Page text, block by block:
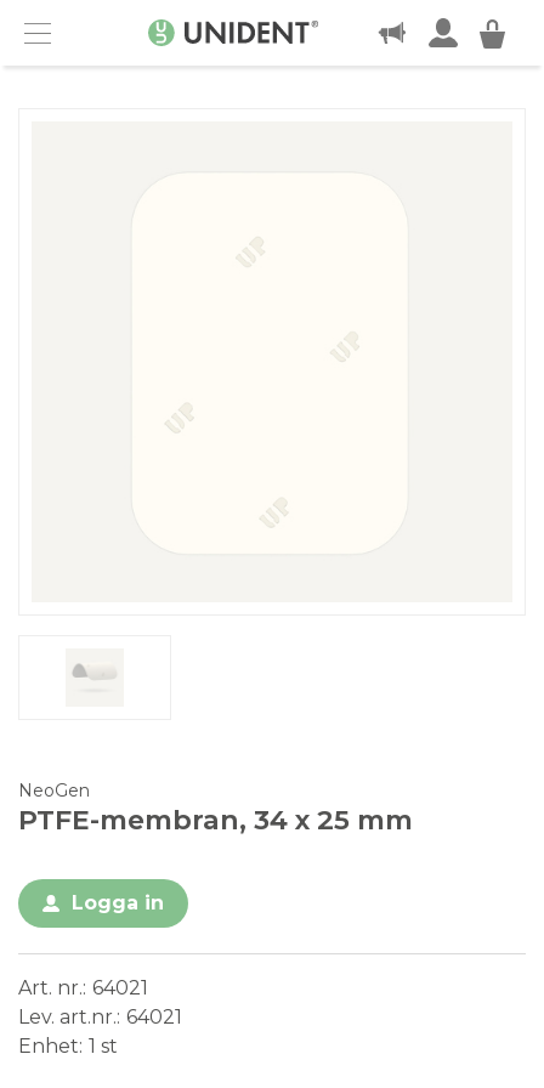
Menu
KONTAKT
NeoGen
PTFE-membran, 34 x 25 mm
Logga in
Art. nr. 64021
Lev. art.nr. 64021
Enhet 1 st